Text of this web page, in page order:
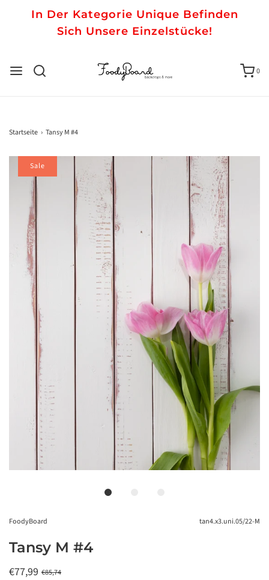
In Der Kategorie Unique Befinden
Sich Unsere Einzelstücke!
0
Startseite › Tansy M #4
Sale
FoodyBoard tan4.x3.uni.05/22-M
Tansy M #4
€77,99 €85,74